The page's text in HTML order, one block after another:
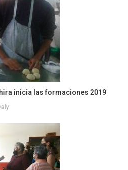
inicia las formaciones 2019